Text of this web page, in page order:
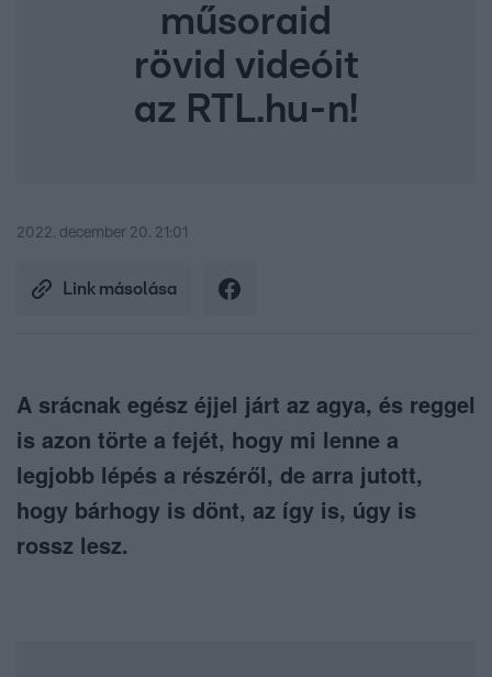
műsoraid
rövid videóit
az RTL.hu-n!
2022. december 20. 21:01
Link másolása
A srácnak egész éjjel járt az agya, és reggel
is azon törte a fejét, hogy mi lenne a
legjobb lépés a részéről, de arra jutott,
hogy bárhogy is dönt, az így is, úgy is
rossz lesz.